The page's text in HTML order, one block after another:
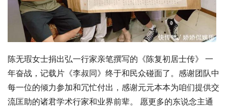
陈无瑕女士捐出弘一行家亲笔撰写的《陈复初居士传》 一
年奋战，记载片《李叔同》终于和民众碰面了。感谢团队中
每一位的倾力参加和冗忙付出，感谢元元本本为咱们提供交
流匡助的诸君学术行家和业界前辈。 愿更多的东说念主通